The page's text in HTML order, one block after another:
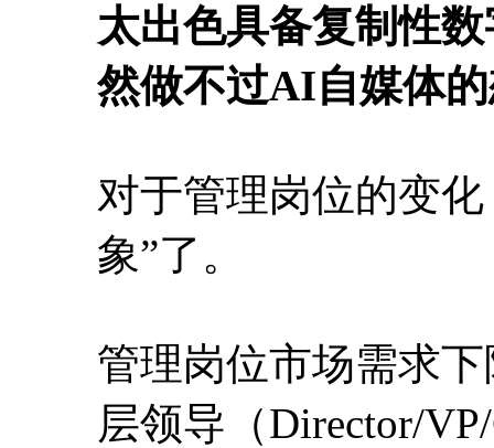
太出色具备复制性
然做不过AI自媒体
对于管理岗位的变
象”了。
管理岗位市场需求
层领导（Director/